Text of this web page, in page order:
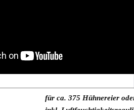
für ca. 375 Hühnereier